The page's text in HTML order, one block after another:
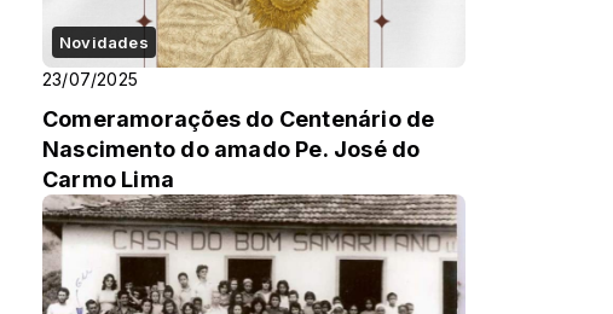
Novidades
23/07/2025
Comeramorações do Centenário de
Nascimento do amado Pe. José do
Carmo Lima